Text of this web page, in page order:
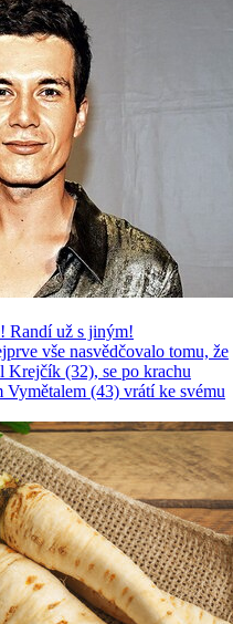
Randí už s jiným!
vše nasvědčovalo tomu, že
Krejčík (32), se po krachu
(43) vrátí ke svému